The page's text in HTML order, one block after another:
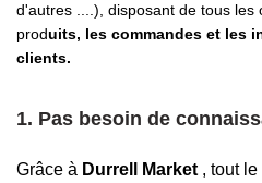
d'autres ....), disposant de tous
produits, les commandes et les
clients.
1. Pas besoin de
Grâce à Durrell Market , tout